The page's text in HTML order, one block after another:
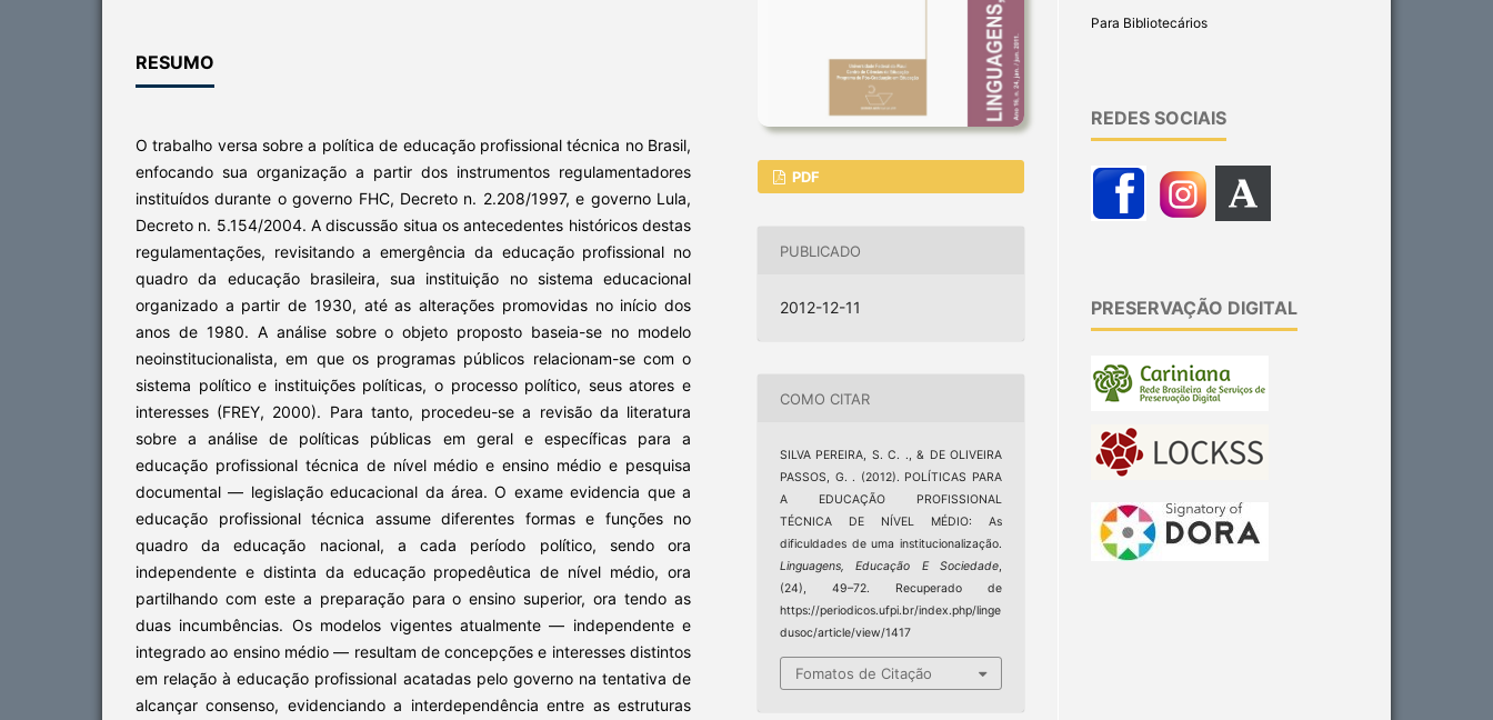
RESUMO
O trabalho versa sobre a política de educação profissional técnica no Brasil,
enfocando sua organização a partir dos instrumentos regulamentadores
instituídos durante o governo FHC, Decreto n. 2.208/1997, e governo Lula,
Decreto n. 5.154/2004. A discussão situa os antecedentes históricos destas
regulamentações, revisitando a emergência da educação profissional no
quadro da educação brasileira, sua instituição no sistema educacional
organizado a partir de 1930, até as alterações promovidas no início dos
anos de 1980. A análise sobre o objeto proposto baseia-se no modelo
neoinstitucionalista, em que os programas públicos relacionam-se com o
sistema político e instituições políticas, o processo político, seus atores e
interesses (FREY, 2000). Para tanto, procedeu-se a revisão da literatura
sobre a análise de políticas públicas em geral e específicas para a
educação profissional técnica de nível médio e ensino médio e pesquisa
documental — legislação educacional da área. O exame evidencia que a
educação profissional técnica assume diferentes formas e funções no
quadro da educação nacional, a cada período político, sendo ora
independente e distinta da educação propedêutica de nível médio, ora
partilhando com este a preparação para o ensino superior, ora tendo as
duas incumbências. Os modelos vigentes atualmente — independente e
integrado ao ensino médio — resultam de concepções e interesses distintos
em relação à educação profissional acatadas pelo governo na tentativa de
alcançar consenso, evidenciando a interdependência entre as estruturas
PDF
PUBLICADO
2012-12-11
COMO CITAR
SILVA PEREIRA, S. C. ., & DE OLIVEIRA
PASSOS, G. . (2012). POLÍTICAS PARA
A EDUCAÇÃO PROFISSIONAL
TÉCNICA DE NÍVEL MÉDIO: As
dificuldades de uma institucionalização.
Linguagens, Educação E Sociedade,
(24), 49–72. Recuperado de
https://periodicos.ufpi.br/index.php/linge
dusoc/article/view/1417
Fomatos de Citação
Para Bibliotecários
REDES SOCIAIS
PRESERVAÇÃO DIGITAL